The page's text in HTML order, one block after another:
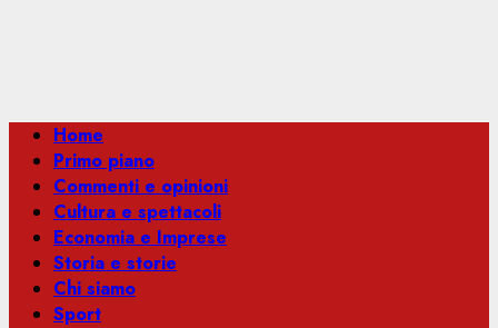
Menu
principale
Home
Primo piano
Commenti e opinioni
Cultura e spettacoli
Economia e Imprese
Storia e storie
Chi siamo
Sport